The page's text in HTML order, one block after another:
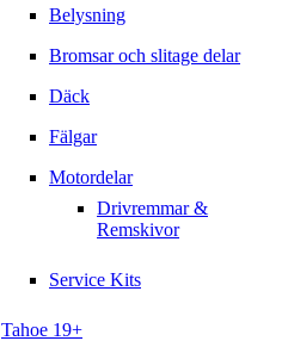
Belysning
Bromsar och slitage delar
Däck
Fälgar
Motordelar
Drivremmar &
Remskivor
Service Kits
Tahoe 19+